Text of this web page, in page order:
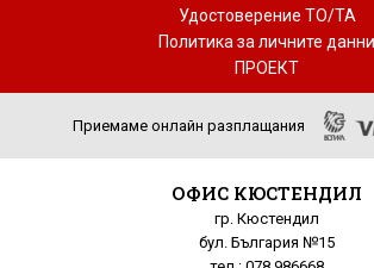
Удостоверение ТО/ТА
Политика за личните данни
ПРОЕКТ
Приемаме онлайн разплащания
ОФИС КЮСТЕНДИЛ
гр. Кюстендил
бул. България №15